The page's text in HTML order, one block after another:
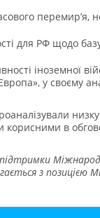
перемир’я,
для РФ щодо
іноземної
у своєму
корисними в
з